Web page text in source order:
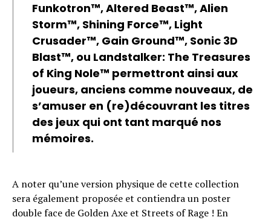
Funkotron™, Altered Beast™, Alien
Storm™, Shining Force™, Light
Crusader™, Gain Ground™, Sonic 3D
Blast™, ou Landstalker: The Treasures
of King Nole™ permettront ainsi aux
joueurs, anciens comme nouveaux, de
s’amuser en (re)découvrant les titres
des jeux qui ont tant marqué nos
mémoires.
A noter qu’une version physique de cette collection
sera également proposée et contiendra un poster
double face de Golden Axe et Streets of Rage ! En